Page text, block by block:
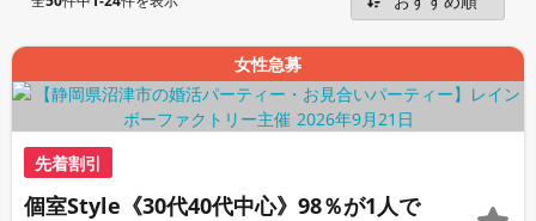
女性急募
先着割引
個室Style《30代40代中心》98％が1人で